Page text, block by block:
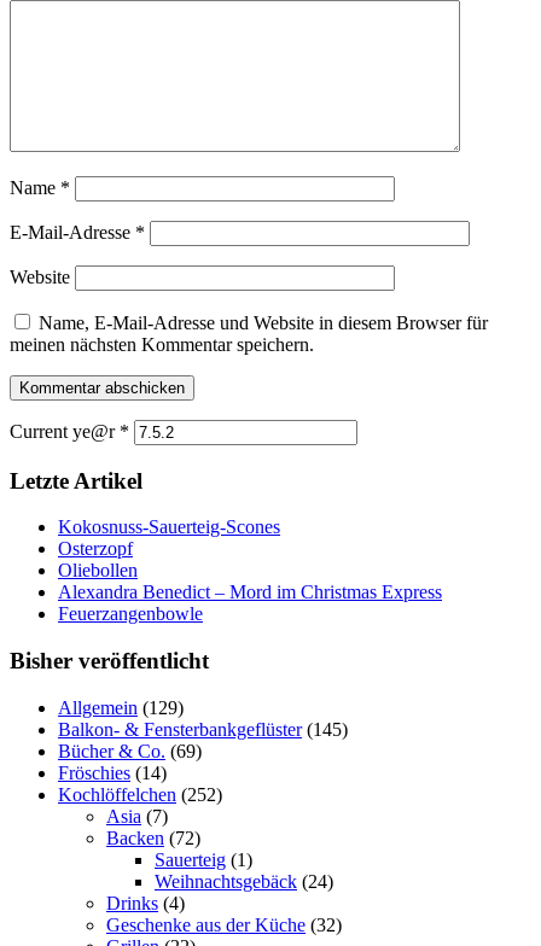
Name *
E-Mail-Adresse *
Website
Name, E-Mail-Adresse und Website in diesem Browser für
meinen nächsten Kommentar speichern.
Current ye@r *
Letzte Artikel
Kokosnuss-Sauerteig-Scones
Osterzopf
Oliebollen
Alexandra Benedict – Mord im Christmas Express
Feuerzangenbowle
Bisher veröffentlicht
Allgemein (129)
Balkon- & Fensterbankgeflüster(145)
Bücher & Co. (69)
Fröschies (14)
Kochlöffelchen (252)
Asia (7)
Backen (72)
Sauerteig (1)
Weihnachtsgebäck (24)
Drinks (4)
Geschenke aus der Küche (32)